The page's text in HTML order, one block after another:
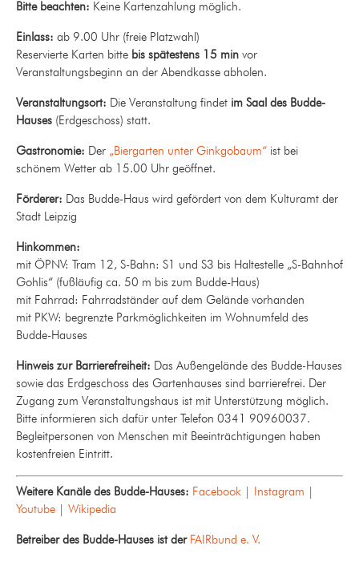
Bitte beachten: Keine Kartenzahlung möglich.
Einlass: ab 9.00 Uhr (freie Platzwahl)
Reservierte Karten bitte bis spätestens 15 min vor
Veranstaltungsbeginn an der Abendkasse abholen.
Veranstaltungsort: Die Veranstaltung findet im Saal des Budde-
Hauses (Erdgeschoss) statt.
Gastronomie: Der „Biergarten unter Ginkgobaum“ ist bei
schönem Wetter ab 15.00 Uhr geöffnet.
Förderer: Das Budde-Haus wird gefördert von dem Kulturamt der
Stadt Leipzig
Hinkommen:
mit ÖPNV: Tram 12, S-Bahn: S1 und S3 bis Haltestelle „S-Bahnhof
Gohlis“ (fußläufig ca. 50 m bis zum Budde-Haus)
mit Fahrrad: Fahrradständer auf dem Gelände vorhanden
mit PKW: begrenzte Parkmöglichkeiten im Wohnumfeld des
Budde-Hauses
Hinweis zur Barrierefreiheit: Das Außengelände des Budde-Hauses
sowie das Erdgeschoss des Gartenhauses sind barrierefrei. Der
Zugang zum Veranstaltungshaus ist mit Unterstützung möglich.
Bitte informieren sich dafür unter Telefon 0341 90960037.
Begleitpersonen von Menschen mit Beeinträchtigungen haben
kostenfreien Eintritt.
Weitere Kanäle des Budde-Hauses: Facebook | Instagram |
Youtube | Wikipedia
Betreiber des Budde-Hauses ist der FAIRbund e. V.